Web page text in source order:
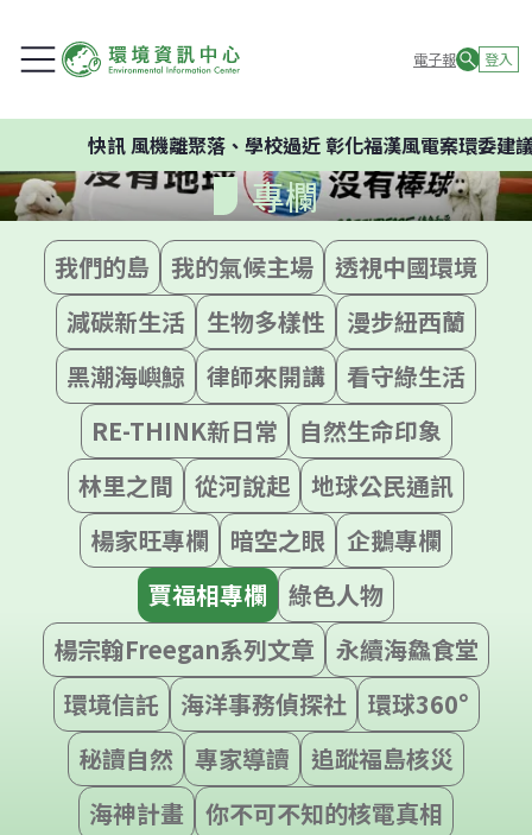
電子報 登入
快訊風機離聚落、學校過近 彰化福漢風電案環委建議不
專欄
我們的島 我的氣候主場
透視中國環境
減碳新生活
生物多樣性
漫步紐西蘭
黑潮海嶼鯨
律師來開講
看守綠生活
RE-THINK新日常
自然生命印象
林里之間
從河說起
地球公民通訊
楊家旺專欄
暗空之眼
企鵝專欄
賈福相專欄
綠色人物
楊宗翰Freegan系列文章
永續海鱻食堂
環境信託
海洋事務偵探社
環球360°
秘讀自然
專家導讀
追蹤福島核災
海神計畫
你不可不知的核電真相